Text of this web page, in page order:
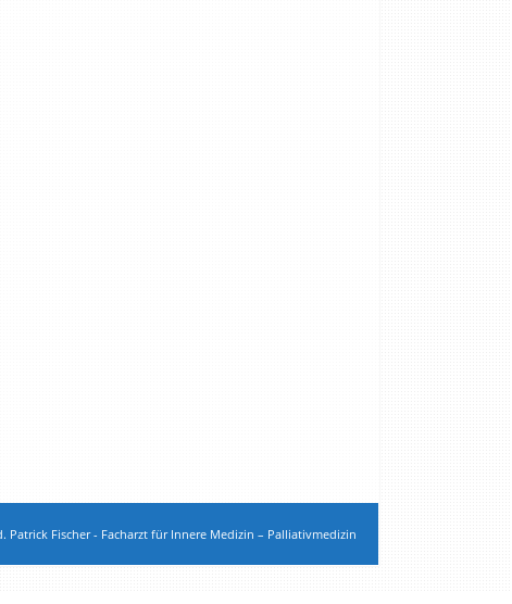
Patrick Fischer - Facharzt für Innere Medizin – Palliativmedizin